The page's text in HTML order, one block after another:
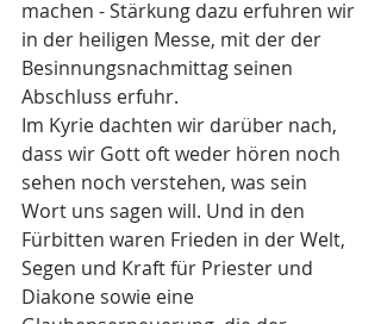
machen - Stärkung dazu erfuhren wir
in der heiligen Messe, mit der der
Besinnungsnachmittag seinen
Abschluss erfuhr.
Im Kyrie dachten wir darüber nach,
dass wir Gott oft weder hören noch
sehen noch verstehen, was sein
Wort uns sagen will. Und in den
Fürbitten waren Frieden in der Welt,
Segen und Kraft für Priester und
Diakone sowie eine